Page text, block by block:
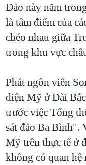
Đảo này năm
là tâm điểm của
chéo nhau giữa
trong khu vực
Phát ngôn viên
diện Mỹ ở Đài
trước việc Tổng
sát đảo Ba Bình".
Mỹ trên thực tế ở
không có quan